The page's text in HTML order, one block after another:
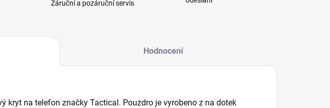
Záruční a pozáruční servis
Hodnocení
kryt na telefon značky Tactical. Pouzdro je vyrobeno z na dotek